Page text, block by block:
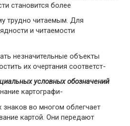
становится более
трудно читаемым. Для
и читаемости
незначительные объекты
их очертания соответст-
условных обозначений
картографи-
знаков во многом облегчает
картой. Они передают